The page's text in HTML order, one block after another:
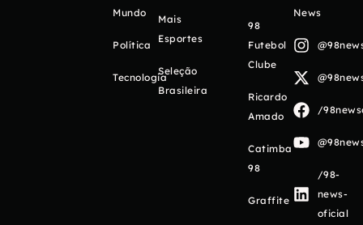
Mundo
Política
Tecnologia
Mais
Esportes
Seleção
Brasileira
98
Futebol
Clube
Ricardo
Amado
Catimba
98
Graffite
News
/
/98-
news-
oficial